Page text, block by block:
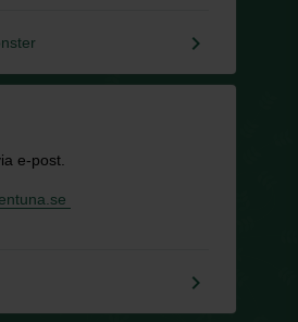
keyboard_arrow_right
e-post.
keyboard_arrow_right